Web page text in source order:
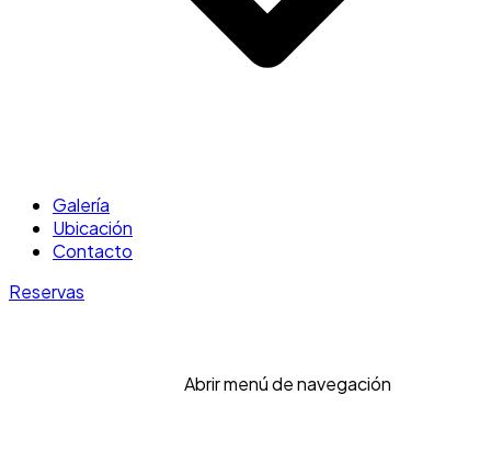
Galería
Ubicación
Contacto
Reservas
Abrir menú de navegación